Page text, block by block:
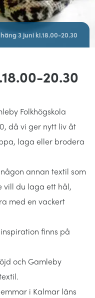
3 juni kl.18.00-20.30
20.30
Folkhögskola
då vi ger nytt liv åt
laga eller brodera
annan textil som
vill du laga ett hål,
med en vackert
finns på
och Gamleby
i Kalmar läns